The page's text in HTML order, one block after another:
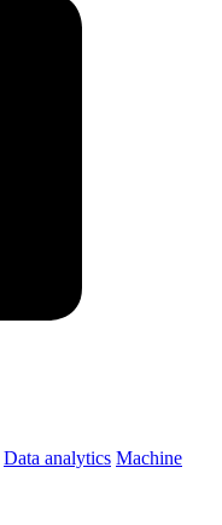
Data analytics Machine